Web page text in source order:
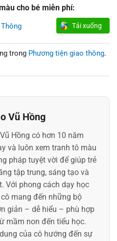
cho bé miễn phí:
Tải xuống
trong Phương tiện giao thông.
Vũ Hồng
Hồng có hơn 10 năm
và luôn xem tranh tô màu
pháp tuyệt vời để giúp trẻ
tập trung, sáng tạo và
Với phong cách dạy học
mang đến những bộ
giản – dễ hiểu – phù hợp
mầm non đến tiểu học.
của cô hướng đến sự